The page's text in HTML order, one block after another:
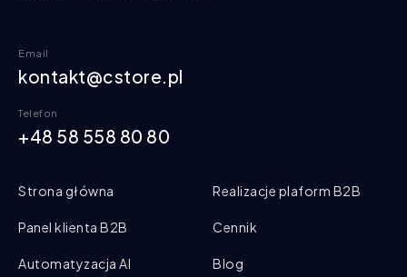
Email
kontakt@cstore.pl
Telefon
+48 58 558 80 80
Strona główna
Panel klienta B2B
Automatyzacja AI
Realizacje plaform B2B
Cennik
Blog